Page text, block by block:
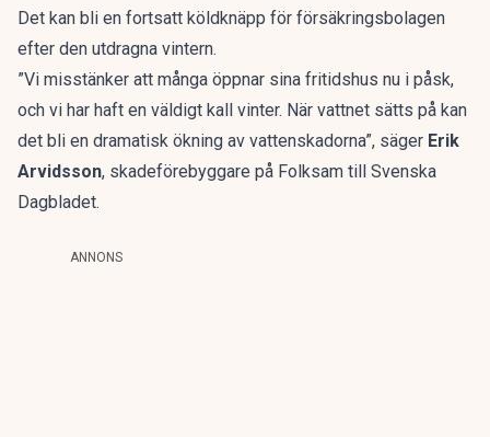
Det kan bli en fortsatt köldknäpp för försäkringsbolagen
efter den utdragna vintern.
”Vi misstänker att många öppnar sina fritidshus nu i påsk,
och vi har haft en väldigt kall vinter. När vattnet sätts på kan
det bli en dramatisk ökning av vattenskadorna”, säger Erik
Arvidsson, skadeförebyggare på Folksam till Svenska
Dagbladet.
ANNONS